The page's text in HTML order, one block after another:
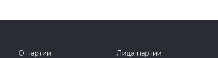
О партии
Лица партии